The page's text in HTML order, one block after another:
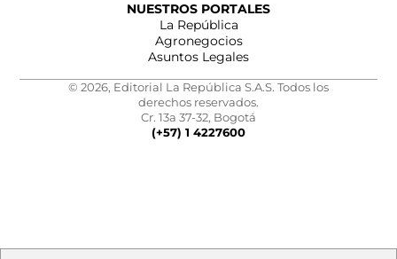
NUESTROS PORTALES
La República
Agronegocios
Asuntos Legales
© 2026, Editorial La República S.A.S. Todos los
derechos reservados.
Cr. 13a 37-32, Bogotá
(+57) 1 4227600